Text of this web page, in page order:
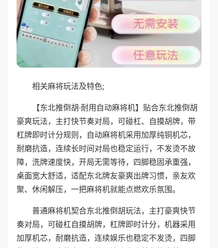
相关麻将玩法及特色;
【东北推倒胡·耐用自动麻将机】贴合东北推倒胡
豪爽玩法，主打快节奏对局，可碰杠、自摸胡牌，带
杠牌即时计分规则，自动麻将机采用加厚纯铜机芯，
耐磨抗造，连续长时间对局也稳定运行，不发烫不故
障，洗牌速度快，开局无需等待，四脚稳固承重强，
桌面宽大舒适，适配东北牌友豪爽出牌习惯，亲友欢
聚、休闲解压，一把麻将机就能点燃欢乐氛围。
普通麻将机契合东北推倒胡玩法，主打豪爽快节
奏对局，可碰杠自摸胡牌，杠牌即时计分，机器采用
加厚机芯，耐磨抗造，连续娱乐也稳定不发烫，四脚